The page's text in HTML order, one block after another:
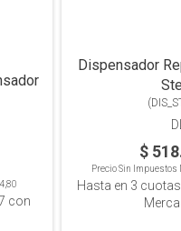
con
Dispensador
(
$
Precio Sin Impuestos
Hasta en 3